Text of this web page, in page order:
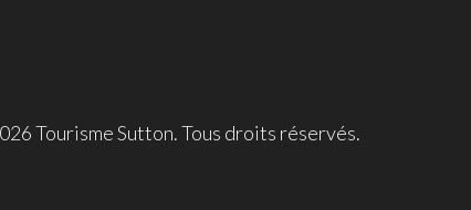
Tourisme Sutton. Tous droits réservés.